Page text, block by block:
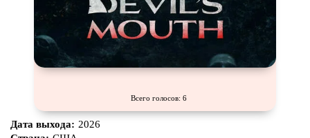
Всего голосов: 6
Дата выхода: 2026